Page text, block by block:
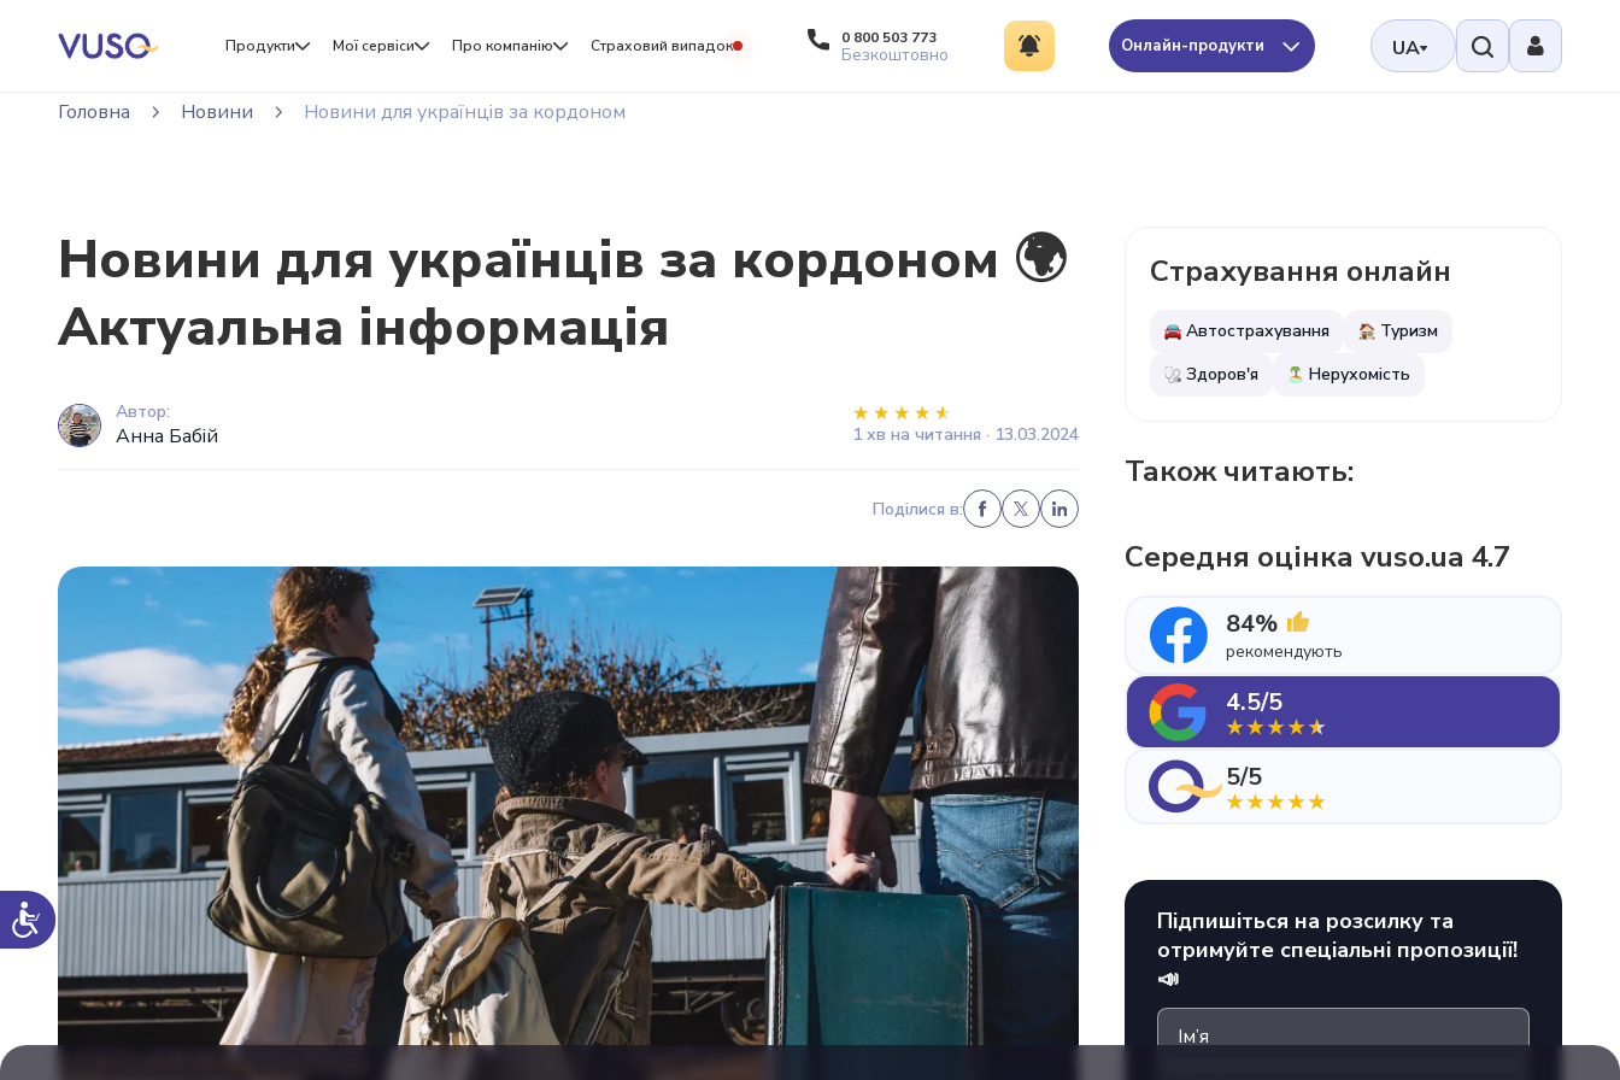
Продукти Мої сервіси Про компанію Страховий випадок 0 800 503 773
Безкоштовно Онлайн-продукти UA
Головна Новини Новини для українців за кордоном
Новини для українців за кордоном 🌍
Актуальна інформація
Автор:
Анна Бабій 1 хв на читання · 13.03.2024
Поділися в:
Страхування онлайн
Автострахування
Туризм
Здоров'я
Нерухомість
Також читають:
Середня оцінка vuso.ua 4.7
84%
рекомендують
4.5/5
5/5
Підпишіться на розсилку та
отримуйте спеціальні пропозиції!
📣